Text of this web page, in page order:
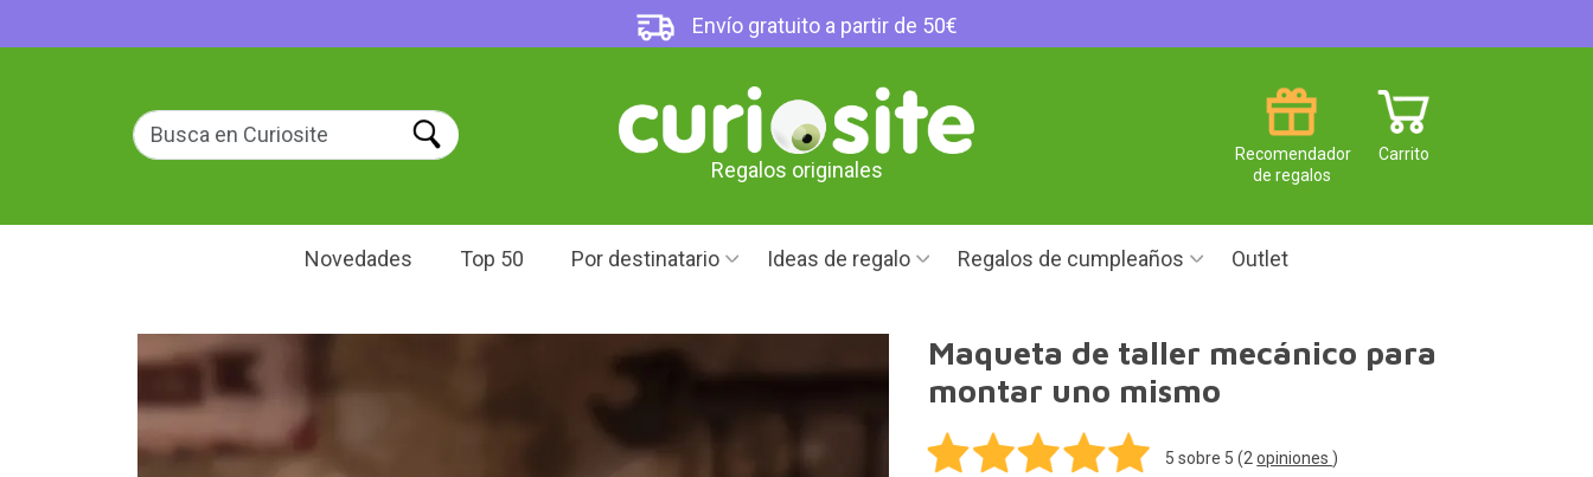
Envío gratuito a partir de 50€
Regalos originales
Carrito
Recomendador
de regalos
Novedades Top 50 Por destinatario Ideas de regalo Regalos de cumpleaños Outlet
Maqueta de taller mecánico para
montar uno mismo
5 sobre 5 (2 opiniones )